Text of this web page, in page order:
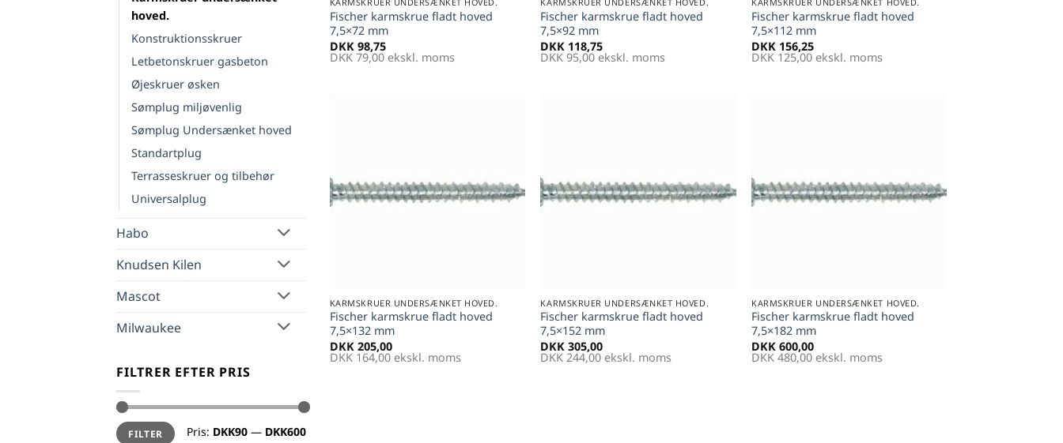
hoved.
Konstruktionsskruer
Letbetonskruer gasbeton
Øjeskruer øsken
Sømplug miljøvenlig
Sømplug Undersænket hoved
Standartplug
Terrasseskruer og tilbehør
Universalplug
Habo
Knudsen Kilen
Mascot
Milwaukee
FILTRER EFTER PRIS
Mindste
pris
Højeste
prisFILTER Pris: DKK90 — DKK600
Fischer karmskrue fladt hoved
7,5×72 mm
DKK 98,75
DKK 79,00ekskl. moms
Fischer karmskrue fladt hoved
7,5×92 mm
DKK 118,75
DKK 95,00 ekskl. moms
Fischer karmskrue fladt hoved
7,5×112 mm
DKK 156,25
DKK 125,00 ekskl. moms
KARMSKRUER UNDERSÆNKET HOVED.
Fischer karmskrue fladt hoved
7,5×132 mm
DKK 205,00
DKK 164,00ekskl. moms
KARMSKRUER UNDERSÆNKET HOVED.
Fischer karmskrue fladt hoved
7,5×152 mm
DKK 305,00
DKK 244,00 ekskl. moms
KARMSKRUER UNDERSÆNKET HOVED.
Fischer karmskrue fladt hoved
7,5×182 mm
DKK 600,00
DKK 480,00 ekskl. moms